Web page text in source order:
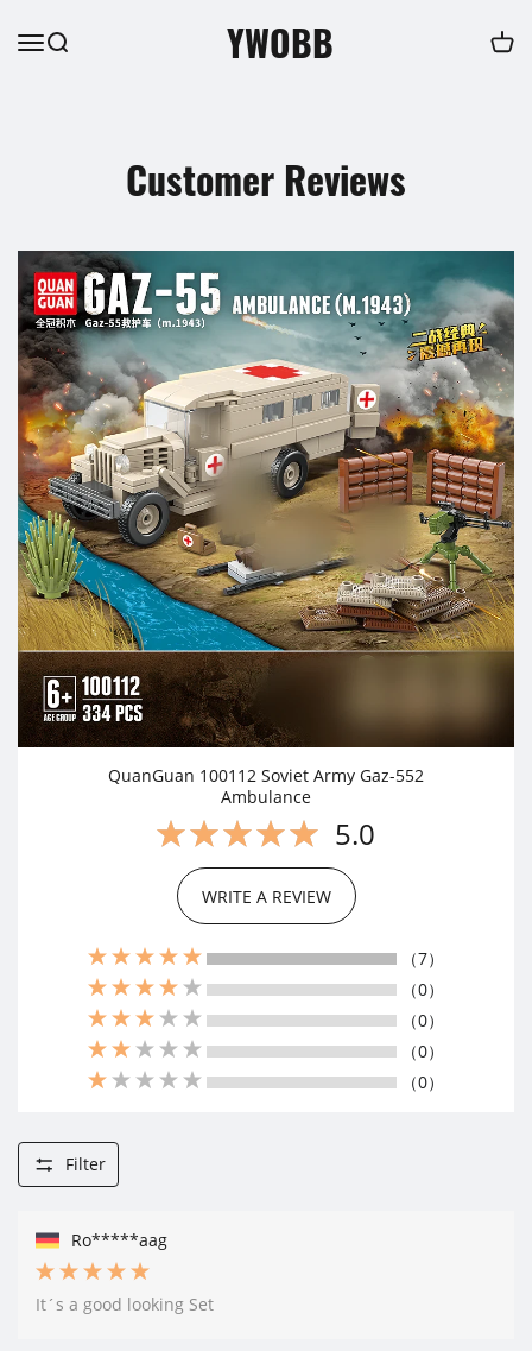
YWOBB
Customer Reviews
QuanGuan 100112 Soviet Army Gaz-552
Ambulance
5.0
WRITE A REVIEW
（7）
（0）
（0）
（0）
（0）
Filter
Ro*****aag
It´s a good looking Set